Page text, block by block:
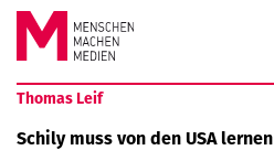
Springe zum Inhalt
MENSCHEN
MACHEN
Thomas Leif
Schily muss von den USA lernen